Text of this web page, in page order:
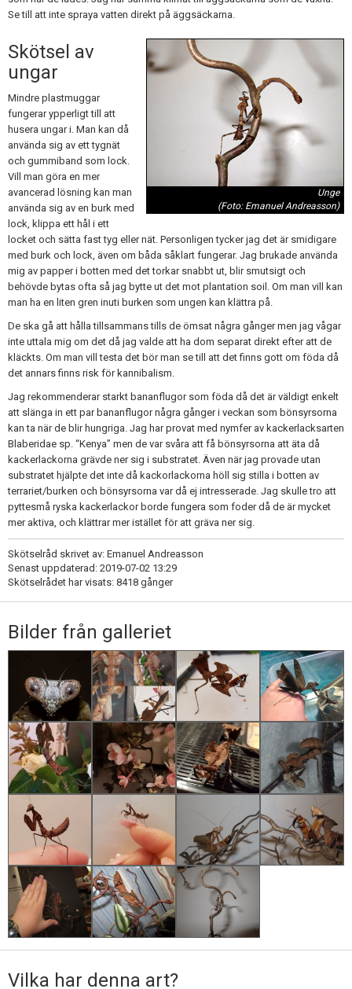
Se till att inte spraya vatten direkt på äggsäckarna.
Unge
(Foto: Emanuel Andreasson)
Skötsel av
ungar
Mindre plastmuggar
fungerar ypperligt till att
husera ungar i. Man kan då
använda sig av ett tygnät
och gummiband som lock.
Vill man göra en mer
avancerad lösning kan man
använda sig av en burk med
lock, klippa ett hål i ett
locket och sätta fast tyg eller nät. Personligen tycker jag det är smidigare
med burk och lock, även om båda såklart fungerar. Jag brukade använda
mig av papper i botten med det torkar snabbt ut, blir smutsigt och
behövde bytas ofta så jag bytte ut det mot plantation soil. Om man vill kan
man ha en liten gren inuti burken som ungen kan klättra på.
De ska gå att hålla tillsammans tills de ömsat några gånger men jag vågar
inte uttala mig om det då jag valde att ha dom separat direkt efter att de
kläckts. Om man vill testa det bör man se till att det finns gott om föda då
det annars finns risk för kannibalism.
Jag rekommenderar starkt bananflugor som föda då det är väldigt enkelt
att slänga in ett par bananflugor några gånger i veckan som bönsyrsorna
kan ta när de blir hungriga. Jag har provat med nymfer av kackerlacksarten
Blaberidae sp. “Kenya” men de var svåra att få bönsyrsorna att äta då
kackerlackorna grävde ner sig i substratet. Även när jag provade utan
substratet hjälpte det inte då kackorlackorna höll sig stilla i botten av
terrariet/burken och bönsyrsorna var då ej intresserade. Jag skulle tro att
pyttesmå ryska kackerlackor borde fungera som foder då de är mycket
mer aktiva, och klättrar mer istället för att gräva ner sig.
Skötselråd skrivet av: Emanuel Andreasson
Senast uppdaterad: 2019-07-02 13:29
Skötselrådet har visats: 8418 gånger
Bilder från galleriet
Vilka har denna art?